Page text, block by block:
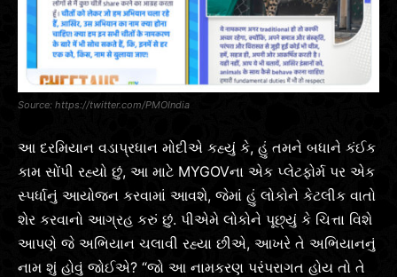
https://twitter.com/PMOIndia
આ દરમિયાન વડાપ્રધાન મોદીએ કહ્યું કે, હું તમને બધાને કંઈક
કામ સોંપી રહ્યો છું, આ માટે MYGOVના એક પ્લેટફોર્મ પર એક
સ્પર્ધાનું આયોજન કરવામાં આવશે, જેમાં હું લોકોને કેટલીક વાતો
શેર કરવાનો આગ્રહ કરું છું. પીએમે લોકોને પૂછ્યું કે ચિત્તા વિશે
આપણે જે અભિયાન ચલાવી રહ્યા છીએ, આખરે તે અભિયાનનું
નામ શું હોવું જોઈએ? “જો આ નામકરણ પરંપરાગત હોય તો તે